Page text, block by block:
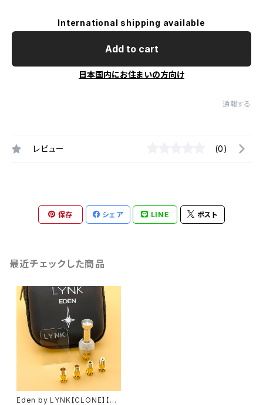
International shipping available
Add to cart
日本国内にお住まいの方向け
通報する
レビュー (0)
保存 シェア LINE ポスト
最近チェックした商品
Eden by LYNK【CLONE】【送